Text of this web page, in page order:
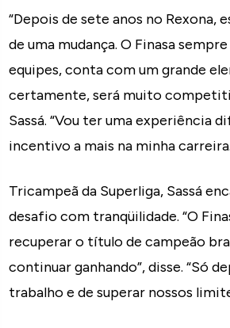
“Depois de sete anos no Rexona,
de uma mudança. O Finasa
equipes, conta com um grande
certamente, será muito
Sassá. “Vou ter uma experiência
incentivo a mais na minha
Tricampeã da Superliga, Sassá
desafio com tranqüilidade. “O
recuperar o título de campeão
continuar ganhando”, disse. “Só
trabalho e de superar nossos